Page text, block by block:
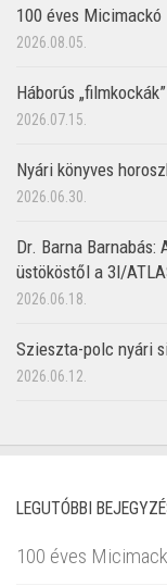
100 éves Micimackó
2026.08.05.
Háborús „filmkockák”
2026.07.15.
Nyári könyves
2026.06.30.
Dr. Barna Barnabás:
üstököstől a 3I/
2026.06.18.
Szieszta-polc nyári
2026.06.12.
LEGUTÓBBI
100 éves